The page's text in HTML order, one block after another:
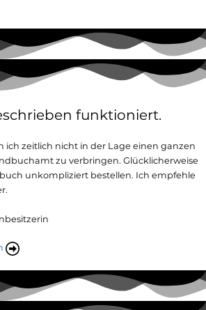
funktioniert.
ich zeitlich nicht in der Lage einen ganzen
zu verbringen. Glücklicherweise
unkompliziert bestellen. Ich empfehle